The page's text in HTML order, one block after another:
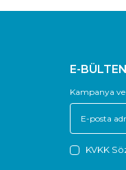
E-
Kampanya
KVKK